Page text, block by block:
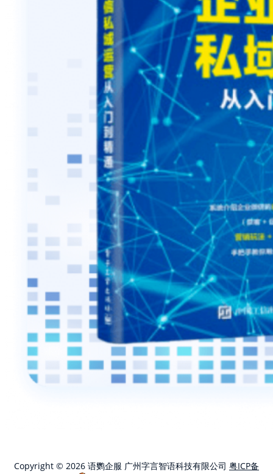
Copyright © 2026 语鹦企服 广州字言智语科技有限公司 粤ICP备